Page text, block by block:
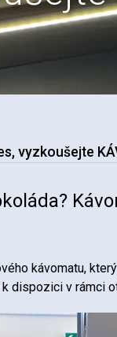
vyzkoušejte
kávomatu,
dispozici v rámci